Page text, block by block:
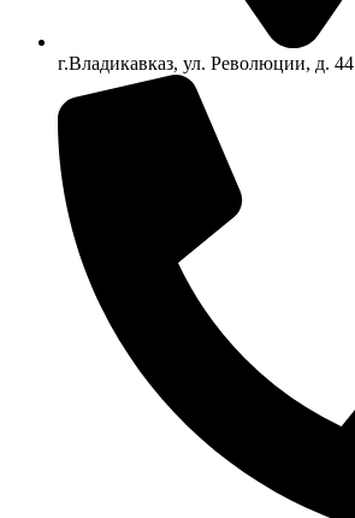
г.Владикавказ, ул. Революции, д. 44